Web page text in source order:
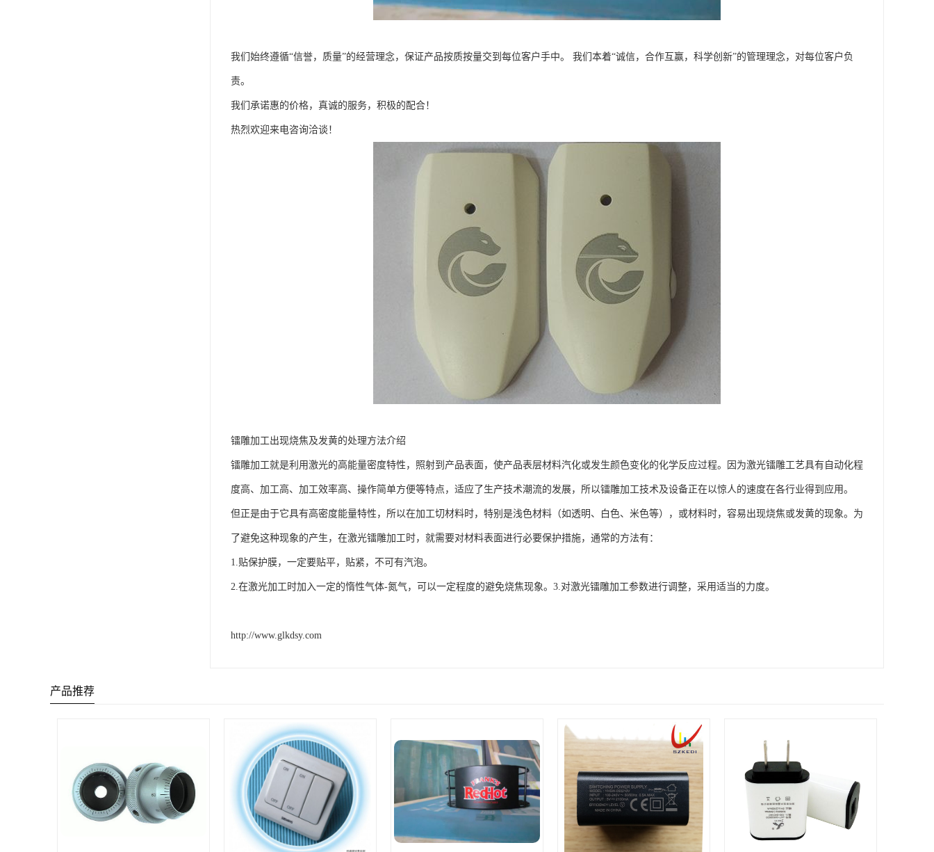
我们始终遵循“信誉，质量”的经营理念，保证产品按质按量交到每位客户手中。 我们本着“诚信，合作互赢，科学创新”的管理理念，对每位客户负
责。
我们承诺惠的价格，真诚的服务，积极的配合！
热烈欢迎来电咨询洽谈！
镭雕加工出现烧焦及发黄的处理方法介绍
镭雕加工就是利用激光的高能量密度特性，照射到产品表面，使产品表层材料汽化或发生颜色变化的化学反应过程。因为激光镭雕工艺具有自动化程
度高、加工高、加工效率高、操作简单方便等特点，适应了生产技术潮流的发展，所以镭雕加工技术及设备正在以惊人的速度在各行业得到应用。
但正是由于它具有高密度能量特性，所以在加工切材料时，特别是浅色材料（如透明、白色、米色等），或材料时，容易出现烧焦或发黄的现象。为
了避免这种现象的产生，在激光镭雕加工时，就需要对材料表面进行必要保护措施，通常的方法有：
1.贴保护膜，一定要贴平，贴紧，不可有汽泡。
2.在激光加工时加入一定的惰性气体-氮气，可以一定程度的避免烧焦现象。3.对激光镭雕加工参数进行调整，采用适当的力度。
http://www.glkdsy.com
产品推荐